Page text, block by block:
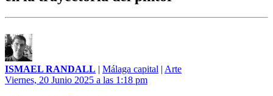
ISMAEL RANDALL | Málaga capital | Arte
Viernes, 20 Junio 2025 a las 1:18 pm